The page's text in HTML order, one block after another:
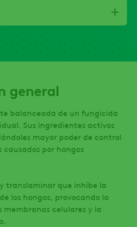
general
balanceada de un fungicida
Sus ingredientes activos
mayor poder de control
causados por hongos
translaminar que inhibe la
los hongos, provocando la
membranas celulares y la